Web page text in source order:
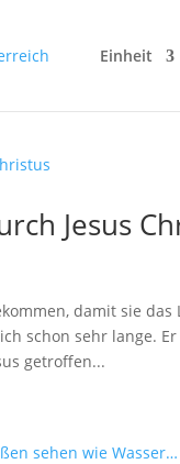
Einheit
Jesus
damit sie
schon sehr lange.
getroffen...